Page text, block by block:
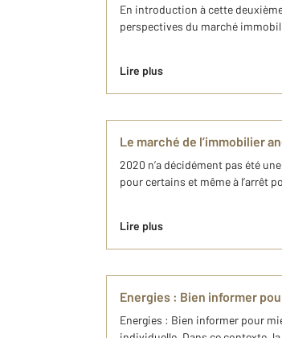
En introduction à cette
perspectives du marché
Lire plus
Le marché de l’immobilier
2020 n’a décidément pas été
pour certains et même à l’arrêt
Lire plus
Energies : Bien informer
Energies : Bien informer pour